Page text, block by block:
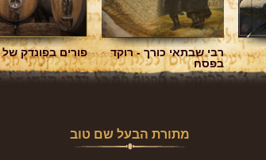
פורים בפונדק של
רבי שבתאי כורך - רוקד
בפסח
מתורת הבעל שם טוב